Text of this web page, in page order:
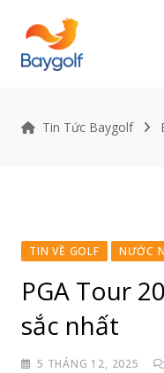
content
Tin Tức Baygolf
TIN VỀ GOLF NƯỚC
PGA Tour
sắc nhất
5 THÁNG 12, 2025